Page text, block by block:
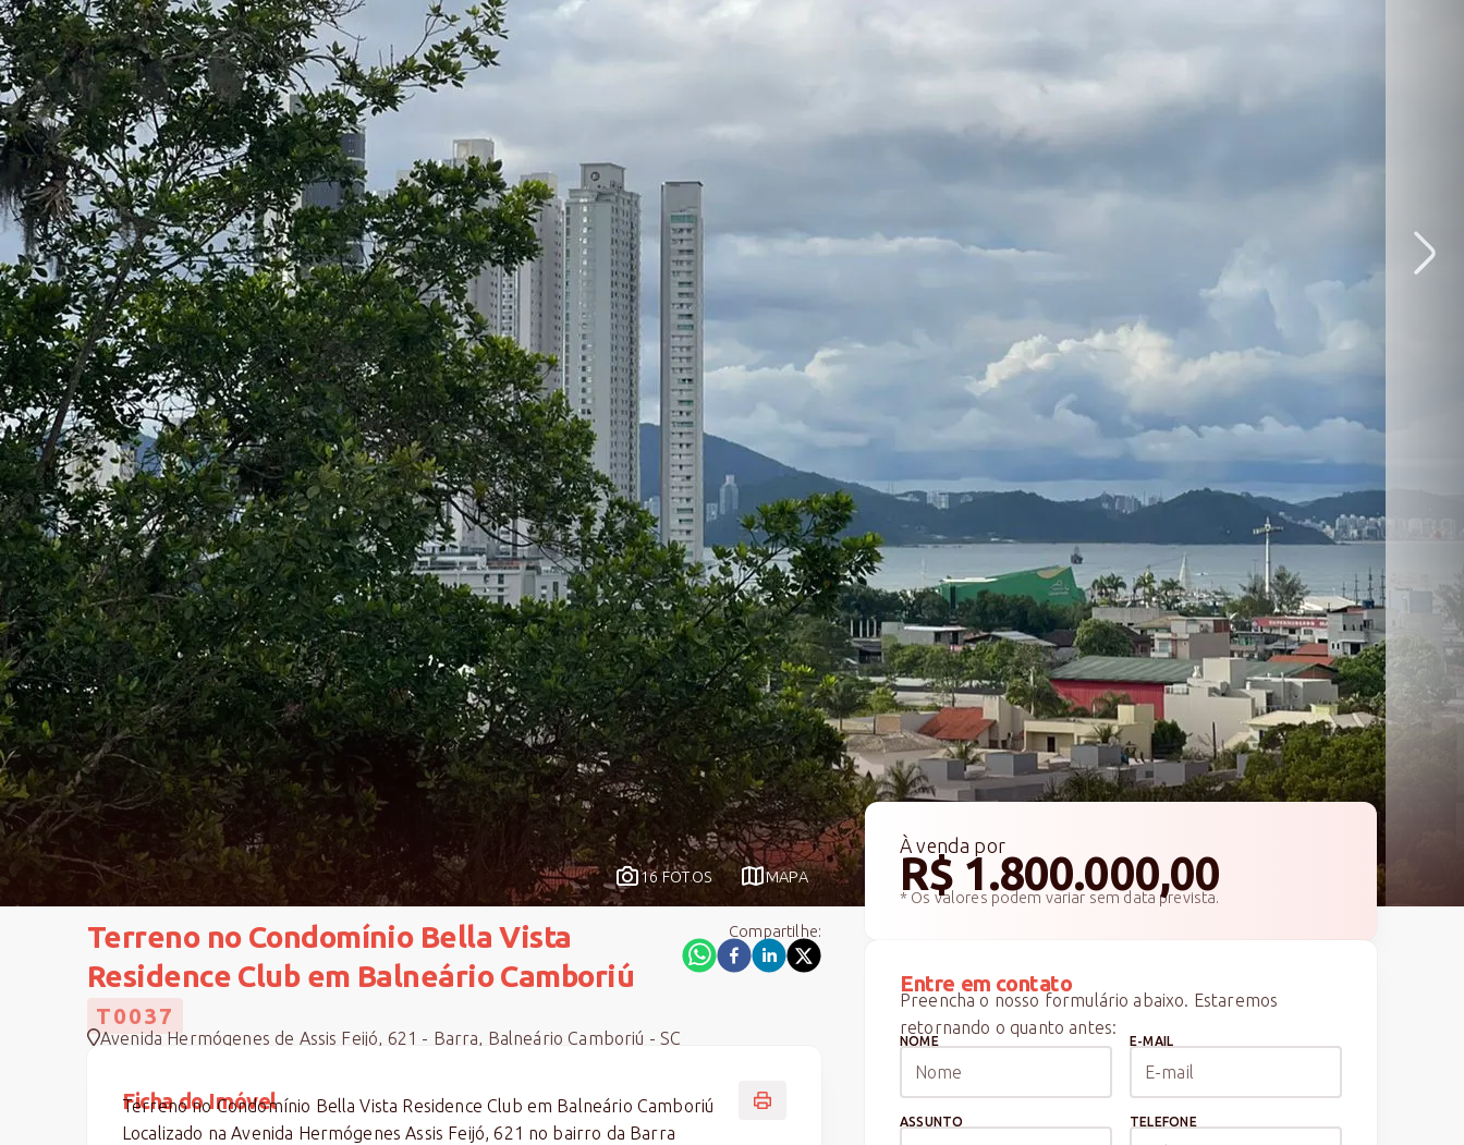
16 FOTOS MAPA
Terreno no Condomínio Bella Vista
Residence Club em Balneário Camboriú
T0037
Avenida Hermógenes de Assis Feijó, 621 - Barra, Balneário Camboriú - SC
Compartilhe:
Ficha do Imóvel
Terreno no Condomínio Bella Vista Residence Club em Balneário Camboriú
Localizado na Avenida Hermógenes Assis Feijó, 621 no bairro da Barra
À venda por
R$ 1.800.000,00
* Os valores podem variar sem data prevista.
Entre em contato
Preencha o nosso formulário abaixo. Estaremos
retornando o quanto antes:
NOME E-MAIL
ASSUNTO TELEFONE